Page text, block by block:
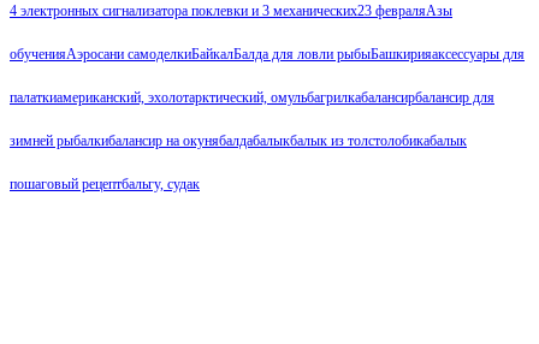
4 электронных сигнализатора поклевки и 3 механических23 февраляАзы
обученияАэросани самоделкиБайкалБалда для ловли рыбыБашкирияаксессуары для
палаткиамериканский, эхолотарктический, омульбагрилкабалансирбалансир для
зимней рыбалкибалансир на окунябалдабалыкбалык из толстолобикабалык
пошаговый рецептбальгу, судак